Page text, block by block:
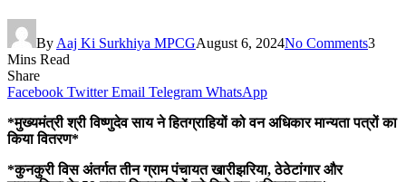
By Aaj Ki Surkhiya MPCGAugust 6, 2024No Comments3
Mins Read
Share
Facebook Twitter Email Telegram WhatsApp
*मुख्यमंत्री श्री विष्णुदेव साय ने हितग्राहियों को वन अधिकार मान्यता पत्रों का
किया वितरण*
*कुनकुरी विस अंतर्गत तीन ग्राम पंचायत खारीझरिया, ठेठेटांगार और